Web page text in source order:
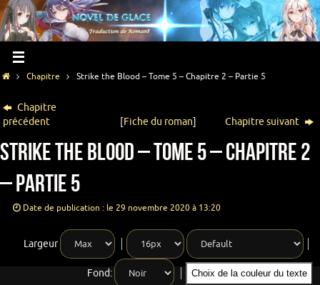
Chapitre Strike the Blood – Tome 5 – Chapitre 2 – Partie 5
Chapitre
précédent
[Fiche du roman] Chapitre suivant
Strike the Blood – Tome 5 – Chapitre 2
– Partie 5
Date de publication : le 29 novembre 2020 à 13:20
Largeur
Fond: Choix de la couleur du texte